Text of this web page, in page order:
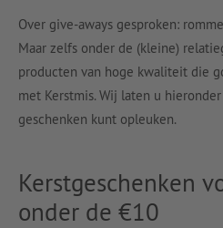
Over give-aways gesproken:
Maar zelfs onder de (kleine)
producten van hoge kwaliteit die
met Kerstmis. Wij laten u
geschenken kunt opleuken.
Kerstgeschenken
onder de €10